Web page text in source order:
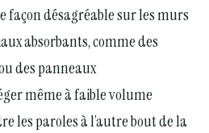
façon désagréable sur les murs
absorbants, comme des
des panneaux
même à faible volume
les paroles à l’autre bout de la